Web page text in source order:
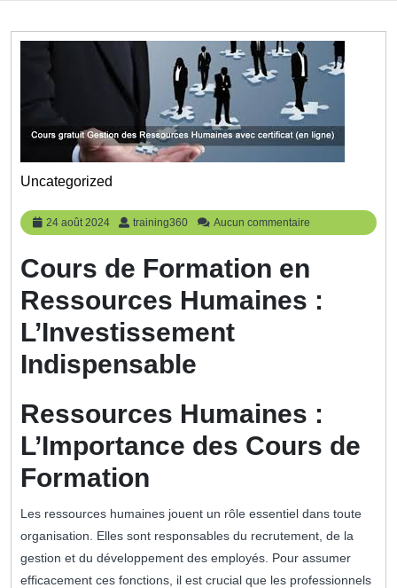
Uncategorized
24 août 2024
24
août
training360 training360
Aucun commentaire
Cours de Formation en
Ressources Humaines :
L’Investissement
Indispensable
Ressources Humaines :
L’Importance des Cours de
Formation
Les ressources humaines jouent un rôle essentiel dans toute
organisation. Elles sont responsables du recrutement, de la
gestion et du développement des employés. Pour assumer
efficacement ces fonctions, il est crucial que les professionnels